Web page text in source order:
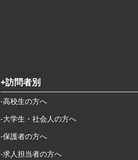
+訪問者別
-高校生の方へ
-大学生・社会人の方へ
-保護者の方へ
-求人担当者の方へ